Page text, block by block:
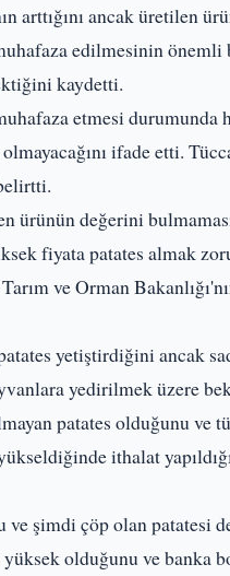
arttığını ancak üretilen
edilmesinin
kaydetti.
etmesi durumunda
ifade etti.
ürünün değerini
fiyata patates almak
ve Orman
yetiştirdiğini ancak
yedirilmek üzere
patates olduğunu ve
ithalat
şimdi çöp olan patatesi
olduğunu ve banka